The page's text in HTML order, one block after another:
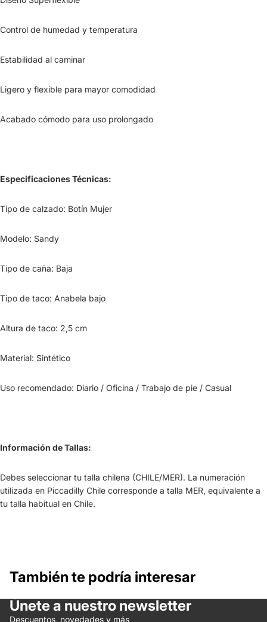
Control de humedad y temperatura
Estabilidad al caminar
Ligero y flexible para mayor comodidad
Acabado cómodo para uso prolongado
Especificaciones Técnicas:
Tipo de calzado: Botín Mujer
Modelo: Sandy
Tipo de caña: Baja
Tipo de taco: Anabela bajo
Altura de taco: 2,5 cm
Material: Sintético
Uso recomendado: Diario / Oficina / Trabajo de pie / Casual
Información de Tallas:
Debes seleccionar tu talla chilena (CHILE/MER). La numeración
utilizada en Piccadilly Chile corresponde a talla MER, equivalente a
tu talla habitual en Chile.
También te podría interesar
Únete a nuestro newsletter
Descuentos, novedades y más
Política de reembolso